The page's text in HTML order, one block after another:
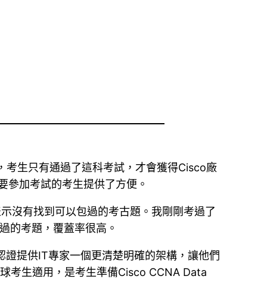
生只有通過了這科考試，才會獲得Cisco廠
加考試的考生提供了方便。
沒有找到可以包過的考古題。我剛剛考過了
的考題，覆蓋率很高。
提供IT專家一個更清楚明確的架構，讓他們
考生適用，是考生準備Cisco CCNA Data